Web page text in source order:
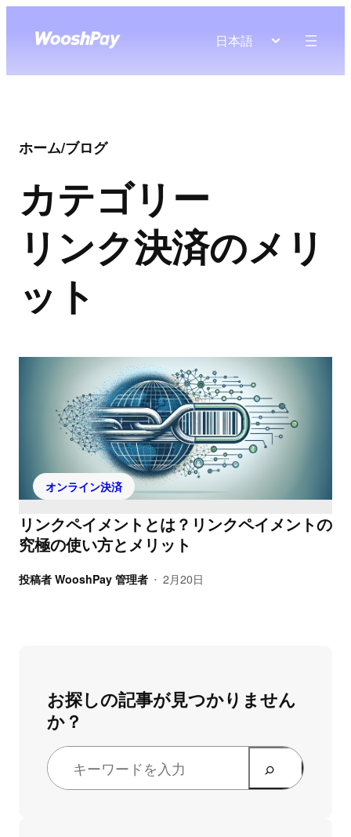
日本語
ホーム/ブログ
カテゴリー
リンク決済のメリ
ット
オンライン決済
リンクペイメントとは？リンクペイメントの
究極の使い方とメリット
投稿者 WooshPay 管理者 • 2月20日
お探しの記事が見つかりません
か？